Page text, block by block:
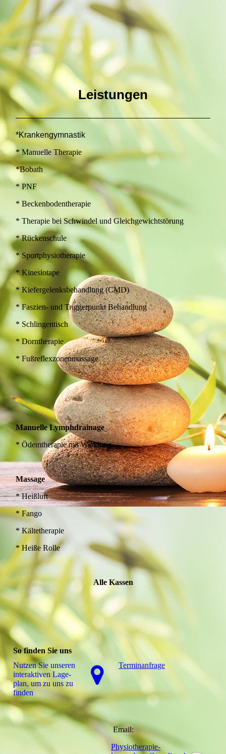
Leistungen
*Krankengymnastik
* Manuelle Therapie
*Bobath
* PNF
* Beckenbodentherapie
* Therapie bei Schwindel und Gleichgewichtstörung
* Rückenschule
* Sportphysiotherapie
* Kinesiotape
* Kiefergelenksbehandlung (CMD)
* Faszien- und Triggerpunkt Behandlung
* Schlingentisch
* Dorntherapie
* Fußreflexzonenmassage
Manuelle Lymphdrainage
* Ödemtherapie mit Wicklung
Massage
* Heißluft
* Fango
* Kältetherapie
* Heiße Rolle
Alle Kassen
So finden Sie uns
Nutzen Sie unseren
interaktiven La­ge­
plan, um zu uns zu
finden
Terminanfrage
Email:
Physiotherapie-